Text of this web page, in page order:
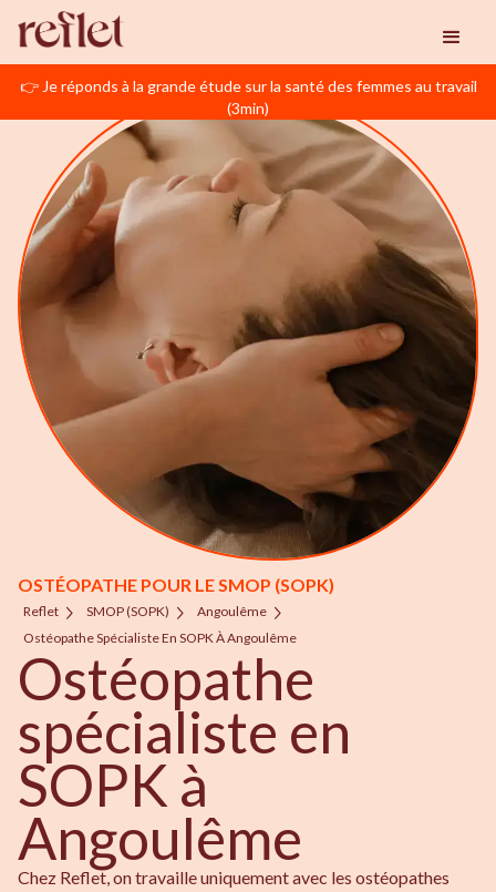
👉 Je réponds à la grande étude sur la santé des femmes au travail
(3min)
OSTÉOPATHE POUR LE SMOP (SOPK)
Reflet SMOP (SOPK)
Angoulême
Ostéopathe Spécialiste En SOPK À Angoulême
Ostéopathe
spécialiste en
SOPK à
Angoulême
Chez Reflet, on travaille uniquement avec les ostéopathes